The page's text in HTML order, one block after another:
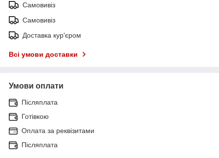
Самовивіз
Самовивіз
Доставка кур'єром
Всі умови доставки
Умови оплати
Післяплата
Готівкою
Оплата за реквізитами
Післяплата